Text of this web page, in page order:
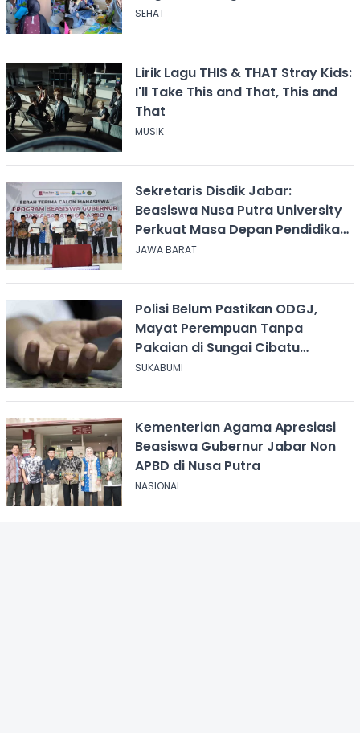
Calingcing
SEHAT
Lirik Lagu THIS & THAT Stray Kids:
I'll Take This and That, This and
That
MUSIK
Sekretaris Disdik Jabar:
Beasiswa Nusa Putra University
Perkuat Masa Depan Pendidikan
Jawa Barat
JAWA BARAT
Polisi Belum Pastikan ODGJ,
Mayat Perempuan Tanpa
Pakaian di Sungai Cibatu
Cikembar
SUKABUMI
Kementerian Agama Apresiasi
Beasiswa Gubernur Jabar Non
APBD di Nusa Putra
NASIONAL